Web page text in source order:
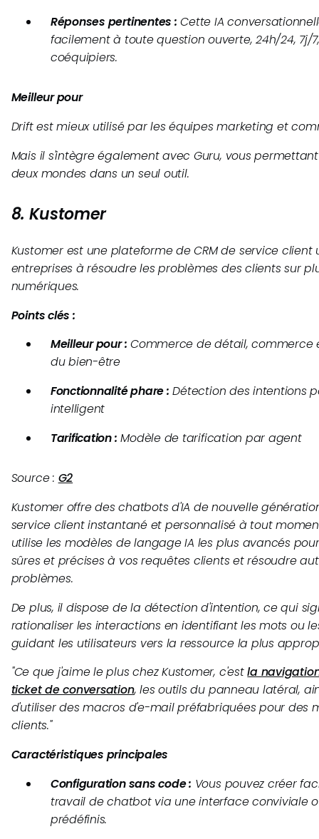
Réponses pertinentes : Cette IA
facilement à toute question ouverte, 24h/24, 7j/
coéquipiers.
Meilleur pour
Drift est mieux utilisé par les équipes marketing et
Mais il s'intègre également avec Guru, vous
deux mondes dans un seul outil.
8. Kustomer
Kustomer est une plateforme de CRM de service
entreprises à résoudre les problèmes des clients sur
numériques.
Points clés :
Meilleur pour : Commerce de détail, commerce
du bien-être
Fonctionnalité phare : Détection des intentions
intelligent
Tarification : Modèle de tarification par agent
Source : G2
Kustomer offre des chatbots d'IA de nouvelle
service client instantané et personnalisé à tout
utilise les modèles de langage IA les plus avancés
sûres et précises à vos requêtes clients et résoudre
problèmes.
De plus, il dispose de la détection d'intention, ce qui
rationaliser les interactions en identifiant les mots ou
guidant les utilisateurs vers la ressource la plus
"Ce que j'aime le plus chez Kustomer, c'est la
ticket de conversation, les outils du panneau latéral,
d'utiliser des macros d'e-mail préfabriquées pour des
clients."
Caractéristiques principales
Configuration sans code : Vous pouvez créer
travail de chatbot via une interface conviviale
prédéfinis.